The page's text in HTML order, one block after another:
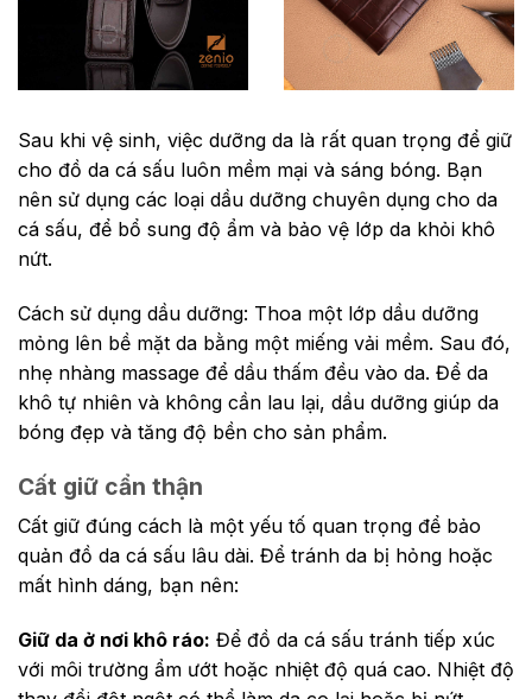
Sau khi vệ sinh, việc dưỡng da là rất quan trọng để giữ
cho đồ da cá sấu luôn mềm mại và sáng bóng. Bạn
nên sử dụng các loại dầu dưỡng chuyên dụng cho da
cá sấu, để bổ sung độ ẩm và bảo vệ lớp da khỏi khô
nứt.
Cách sử dụng dầu dưỡng: Thoa một lớp dầu dưỡng
mỏng lên bề mặt da bằng một miếng vải mềm. Sau đó,
nhẹ nhàng massage để dầu thấm đều vào da. Để da
khô tự nhiên và không cần lau lại, dầu dưỡng giúp da
bóng đẹp và tăng độ bền cho sản phẩm.
Cất giữ cẩn thận
Cất giữ đúng cách là một yếu tố quan trọng để bảo
quản đồ da cá sấu lâu dài. Để tránh da bị hỏng hoặc
mất hình dáng, bạn nên:
Giữ da ở nơi khô ráo: Để đồ da cá sấu tránh tiếp xúc
với môi trường ẩm ướt hoặc nhiệt độ quá cao. Nhiệt độ